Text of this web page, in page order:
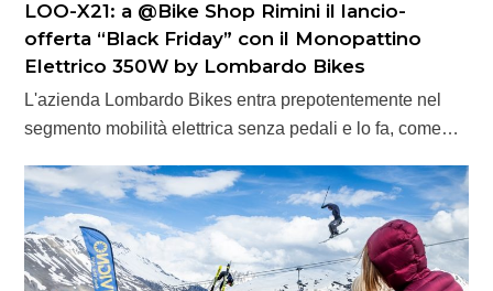
LOO-X21: a @Bike Shop Rimini il lancio-
offerta “Black Friday” con il Monopattino
Elettrico 350W by Lombardo Bikes
L'azienda Lombardo Bikes entra prepotentemente nel
segmento mobilità elettrica senza pedali e lo fa, come…